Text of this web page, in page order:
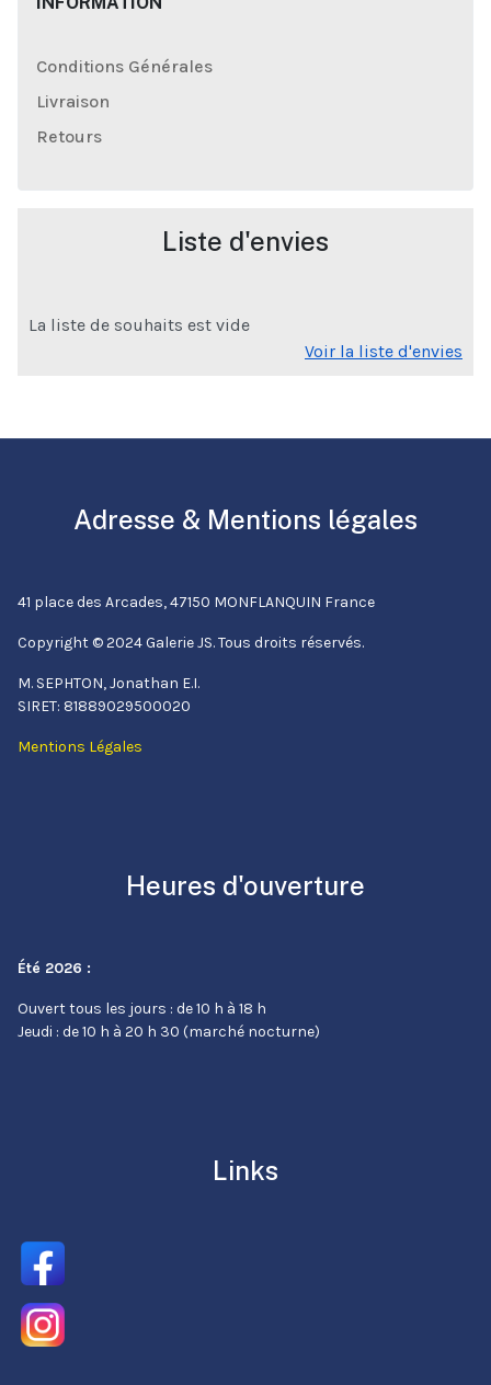
Conditions Générales
Livraison
Retours
Liste d'envies
La liste de souhaits est vide
Voir la liste d'envies
Adresse & Mentions légales
41 place des Arcades, 47150 MONFLANQUIN France
Copyright © 2024 Galerie JS. Tous droits réservés.
M. SEPHTON, Jonathan E.I.
SIRET: 81889029500020
Mentions Légales
Heures d'ouverture
Été 2026 :
Ouvert tous les jours : de 10 h à 18 h
Jeudi : de 10 h à 20 h 30 (marché nocturne)
Links